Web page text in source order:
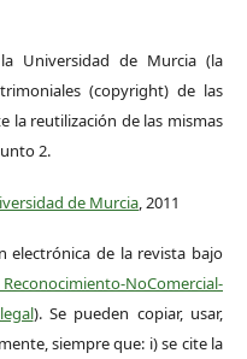
Universidad de Murcia (la
(copyright) de las
la reutilización de las mismas
2.
de Murcia, 2011
electrónica de la revista bajo
NoComercial-
). Se pueden copiar, usar,
siempre que: i) se cite la